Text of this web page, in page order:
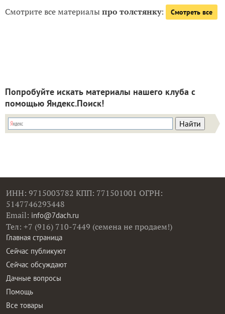
Смотрите все материалыпро толстянку: Смотреть все
Попробуйте искать материалы нашего клуба с
помощью Яндекс.Поиск!
ИНН: 9715003782 КПП: 771501001 ОГРН:
5147746293448
Email: info@7dach.ru
Тел: +7 (916) 710-7449 (семена не продаем!)
Главная страница
Сейчас публикуют
Сейчас обсуждают
Дачные вопросы
Помощь
Все товары